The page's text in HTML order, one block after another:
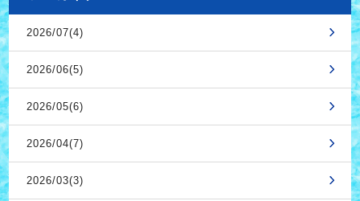
2026/07(4)
2026/06(5)
2026/05(6)
2026/04(7)
2026/03(3)